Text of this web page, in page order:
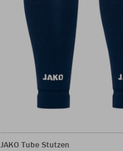
JAKO Tube Stutzen